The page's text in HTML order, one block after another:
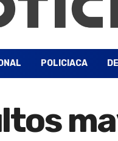
POLICIACA